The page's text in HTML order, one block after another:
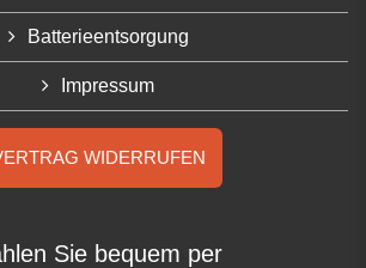
Batterieentsorgung
Impressum
WIDERRUFEN
Sie bequem per